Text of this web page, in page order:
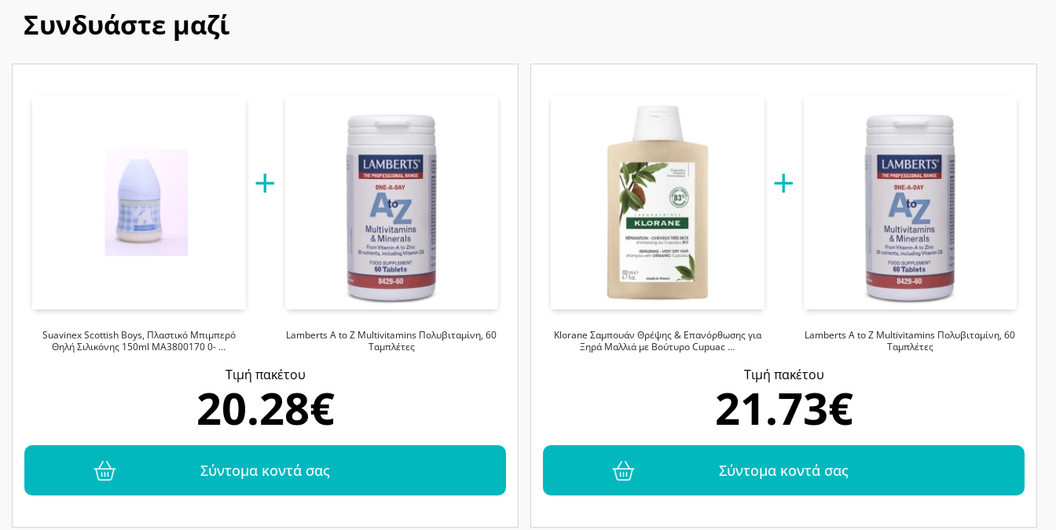
Συνδυάστε μαζί
Suavinex Scottish Boys, Πλαστικό Μπιμπερό
Θηλή Σιλικόνης 150ml MA3800170 0- …
Lamberts A to Z Multivitamins Πολυβιταμίνη, 60
Ταμπλέτες
Tιμή πακέτου
20.28€
Σύντομα κοντά σας
Klorane Σαμπουάν Θρέψης & Επανόρθωσης για
Ξηρά Μαλλιά με Βούτυρο Cupuac …
Lamberts A to Z Multivitamins Πολυβιταμίνη, 60
Ταμπλέτες
Tιμή πακέτου
21.73€
Σύντομα κοντά σας